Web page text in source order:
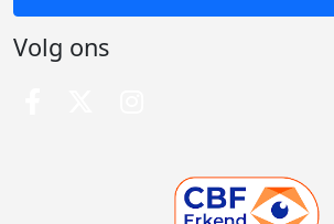
Volg ons